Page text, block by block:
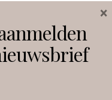
Facebook
×